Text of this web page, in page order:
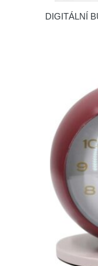
DIGITÁLNÍ